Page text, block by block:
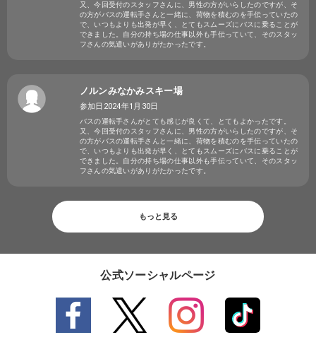
又、今回受付のスタッフさんに、男性の方がいらしたのですが、そ
の方がバスの運転手さんと一緒に、荷物を積むのを手伝っていたの
で、いつもよりも出発が早く、とてもスムーズにバスに乗ることが
できました。自分の持ち場の仕事以外も手伝っていて、そのスタッ
フさんの気遣いがありがたかったです。
ノルンみなかみスキー場
参加日2024年1月30日
バスの運転手さんがとても感じが良くて、とてもよかったです。
又、今回受付のスタッフさんに、男性の方がいらしたのですが、そ
の方がバスの運転手さんと一緒に、荷物を積むのを手伝っていたの
で、いつもよりも出発が早く、とてもスムーズにバスに乗ることが
できました。自分の持ち場の仕事以外も手伝っていて、そのスタッ
フさんの気遣いがありがたかったです。
もっと見る
公式ソーシャルページ